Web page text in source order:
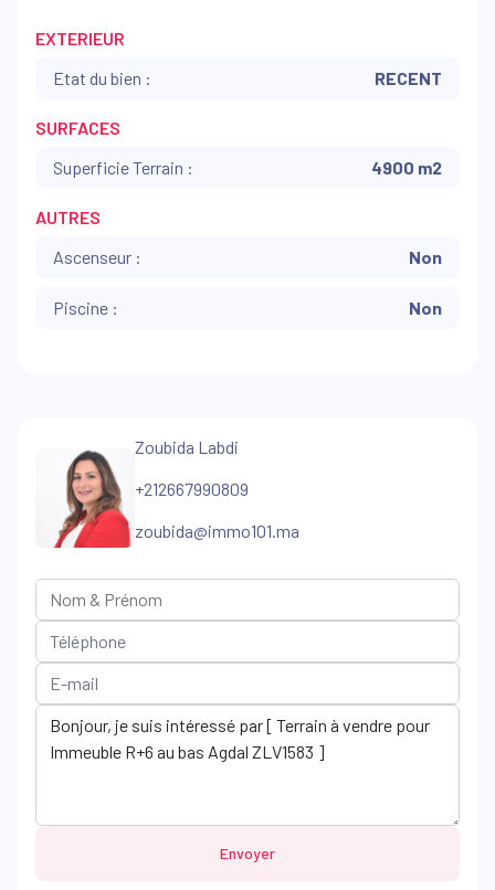
EXTERIEUR
Etat du bien :
RECENT
SURFACES
Superficie Terrain :
4900 m2
AUTRES
Ascenseur :
Non
Piscine : Non
Zoubida Labdi
+212667990809
zoubida@immo101.ma
Envoyer